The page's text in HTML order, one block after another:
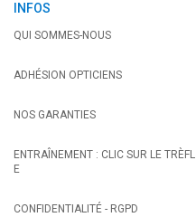
INFOS
QUI SOMMES-NOUS
ADHÉSION OPTICIENS
NOS GARANTIES
ENTRAÎNEMENT : CLIC SUR LE TRÈFL
E
CONFIDENTIALITÉ - RGPD